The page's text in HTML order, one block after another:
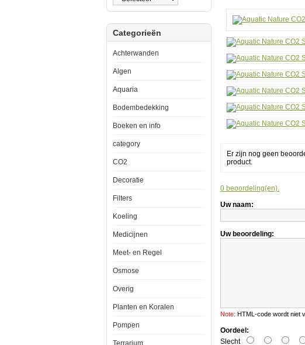
Categorieën
Achterwanden
Algen
Aquaria
Bodembedekking
Boeken en info
category
CO2
Decoratie
Filters
Koeling
Medicijnen
Meet- en Regel
Osmose
Overig
Planten en Koralen
Pompen
Terrarium
CO2
CO2
Overig
Aquatic
Nature
CO2
Standard
Kit
Zwart
Aquatic
Standard
Zwart
sturing
de
Standard
Er zijn nog geen
product.
0 beoordeling(en).
Uw naam:
Uw beoordeling:
Note: HTML-code wordt niet
Oordeel:
Slecht